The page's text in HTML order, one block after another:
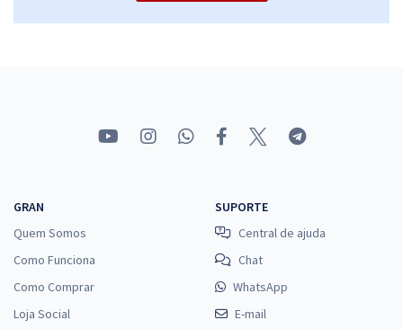
ou 12x de
26,59
Conhecimentos Básicos para Técnico Judiciário - Especialidade:
Segurança (Policial Judicial)
GRAN
Quem Somos
Como Funciona
Como Comprar
Loja Social
SUPORTE
Central de ajuda
Chat
WhatsApp
E-mail